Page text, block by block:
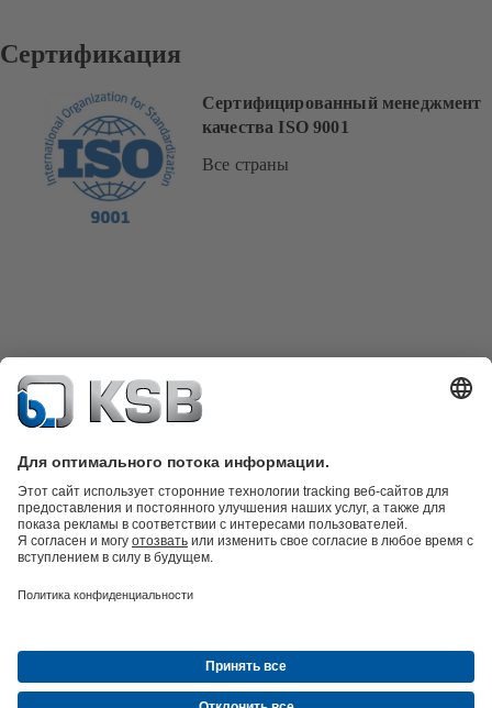
Сертификация
Сертифицированный менеджмент
качества ISO 9001
Все страны
Техника очистки сточных водГидротехника
техникаИнженерное обеспечение зданийЭнергетика